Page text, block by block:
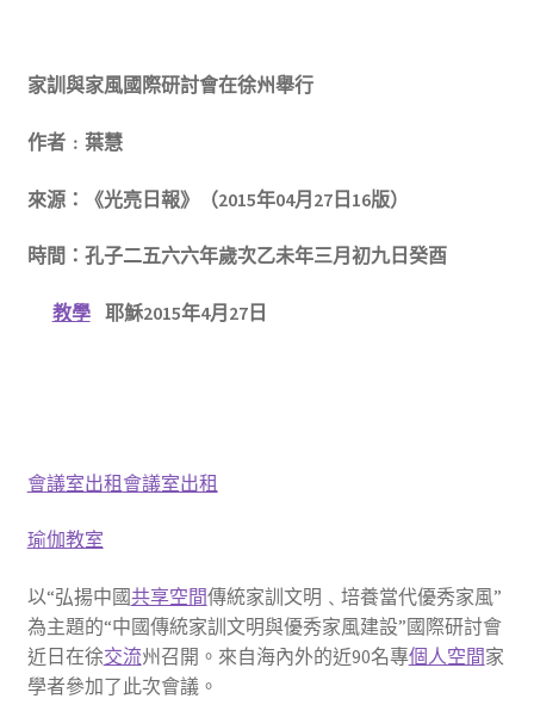
家訓與家風國際研討會在徐州舉行
作者﹕葉慧
來源：《光亮日報》（2015年04月27日16版）
時間：孔子二五六六年歲次乙未年三月初九日癸酉
教學耶穌2015年4月27日
會議室出租會議室出租
瑜伽教室
以“弘揚中國共享空間傳統家訓文明﹑培養當代優秀家風”
為主題的“中國傳統家訓文明與優秀家風建設”國際研討會
近日在徐交流州召開。來自海內外的近90名專個人空間家
學者參加了此次會議。